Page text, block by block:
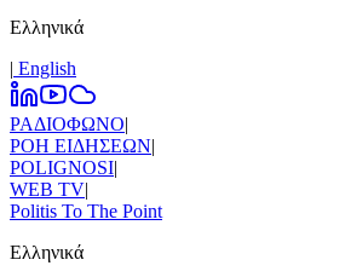
Ελληνικά
| Εnglish
ΡΑΔΙΟΦΩΝΟ|
ΡΟΗ ΕΙΔΗΣΕΩΝ|
POLIGNOSI|
WEB TV|
Politis To The Point
Ελληνικά